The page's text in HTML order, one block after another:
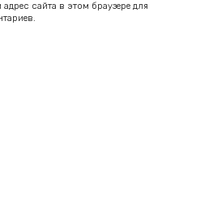
сайта в этом браузере для